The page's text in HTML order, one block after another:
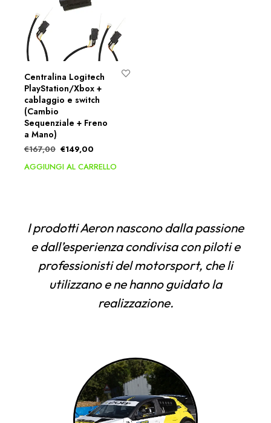
Centralina Logitech
PlayStation/Xbox +
cablaggio e switch
(Cambio
Sequenziale + Freno
a Mano)
€167,00 €149,00
AGGIUNGI AL CARRELLO
I prodotti Aeron nascono dalla passione
e dall’esperienza condivisa con piloti e
professionisti del motorsport, che li
utilizzano e ne hanno guidato la
realizzazione.